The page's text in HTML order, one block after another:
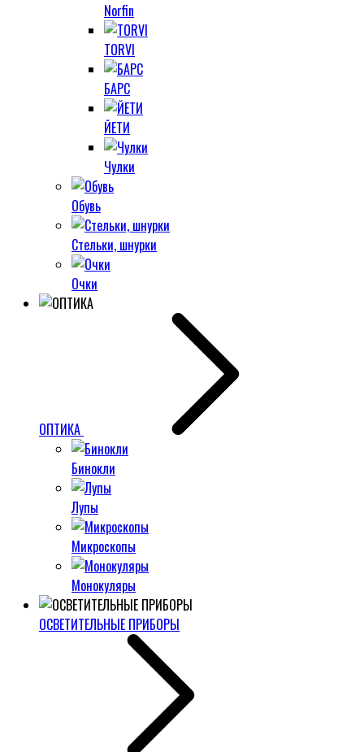
Norfin
TORVI
БАРС
ЙЕТИ
Чулки
Обувь
Стельки, шнурки
Очки
ОПТИКА
Бинокли
Лупы
Микроскопы
Монокуляры
ОСВЕТИТЕЛЬНЫЕ ПРИБОРЫ